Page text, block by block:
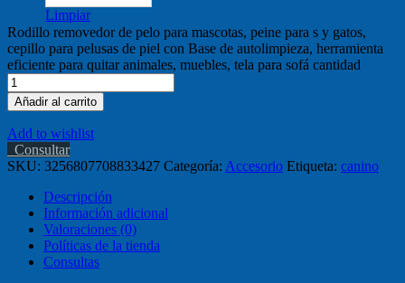
Limpiar
Rodillo removedor de pelo para mascotas, peine para s y gatos,
cepillo para pelusas de piel con Base de autolimpieza, herramienta
eficiente para quitar animales, muebles, tela para sofá cantidad
Añadir al carrito
Add to wishlist
Consultar
SKU: 3256807708833427 Categoría: Accesorio Etiqueta: canino
Descripción
Información adicional
Valoraciones (0)
Políticas de la tienda
Consultas